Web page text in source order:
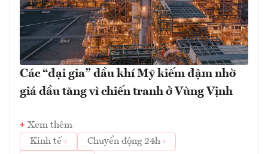
Các “đại gia” dầu khí Mỹ kiếm đậm nhờ
giá dầu tăng vì chiến tranh ở Vùng Vịnh
Xem thêm
Kinh tế
Chuyển động 24h